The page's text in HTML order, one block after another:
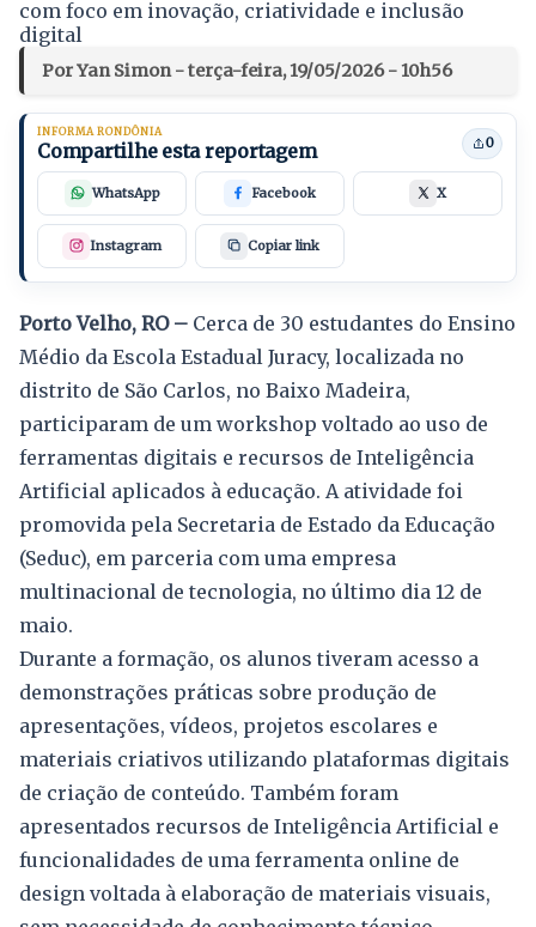
com foco em inovação, criatividade e inclusão
digital
Por Yan Simon - terça-feira, 19/05/2026 - 10h56
INFORMA RONDÔNIA
Compartilhe esta reportagem 0
WhatsApp Facebook X
Instagram Copiar link
Porto Velho, RO – Cerca de 30 estudantes do Ensino
Médio da Escola Estadual Juracy, localizada no
distrito de São Carlos, no Baixo Madeira,
participaram de um workshop voltado ao uso de
ferramentas digitais e recursos de Inteligência
Artificial aplicados à educação. A atividade foi
promovida pela Secretaria de Estado da Educação
(Seduc), em parceria com uma empresa
multinacional de tecnologia, no último dia 12 de
maio.
Durante a formação, os alunos tiveram acesso a
demonstrações práticas sobre produção de
apresentações, vídeos, projetos escolares e
materiais criativos utilizando plataformas digitais
de criação de conteúdo. Também foram
apresentados recursos de Inteligência Artificial e
funcionalidades de uma ferramenta online de
design voltada à elaboração de materiais visuais,